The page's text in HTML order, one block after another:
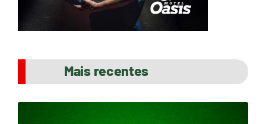
Mais recentes